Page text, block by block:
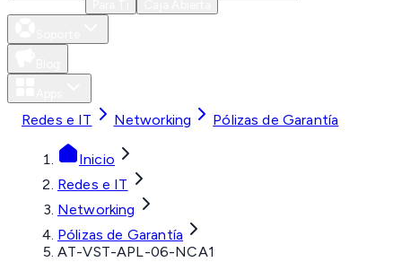
Redes e IT Networking Pólizas de Garantía
Inicio
Redes e IT
Networking
Pólizas de Garantía
AT-VST-APL-06-NCA1